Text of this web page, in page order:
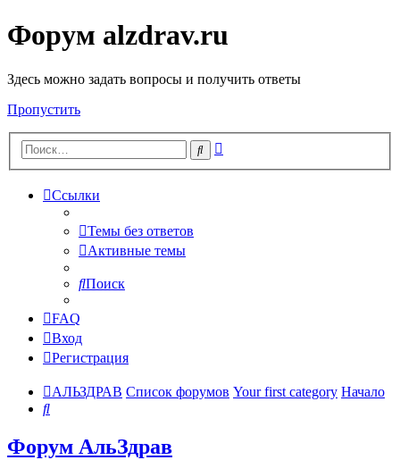
Форум alzdrav.ru
Здесь можно задать вопросы и получить ответы
Пропустить
Поиск
Ссылки
Темы без ответов
Активные темы
Поиск
FAQ
Вход
Регистрация
АЛЬЗДРАВ Список форумов Your first category Начало
Поиск
Форум АльЗдрав